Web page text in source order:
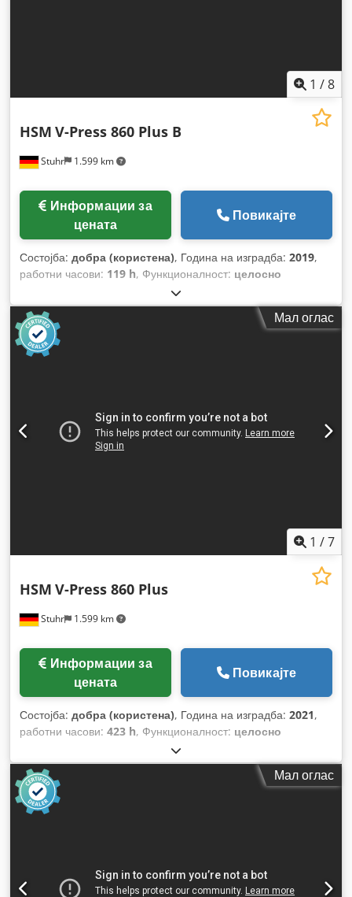
1 /8
Stuhr 1.599 km
HSM V-Press 860 Plus B
цената
Повикајте
Состојба: добра (користена), Година на изградба: 2019,
работни часови: 119 h, Функционалност: целосно
Мал оглас
1 /7
Stuhr 1.599 km
HSM V-Press 860 Plus
цената
Повикајте
Состојба: добра (користена), Година на изградба: 2021,
работни часови: 423 h, Функционалност: целосно
Мал оглас